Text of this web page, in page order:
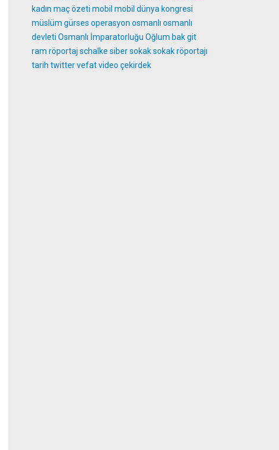
kadın maç özeti mobil mobil dünya kongresi
müslüm gürses operasyon osmanlı osmanlı
devleti Osmanlı İmparatorluğu Oğlum bak git
ram röportaj schalke sibersokaksokak röportajı
tarih twittervefatvideo çekirdek